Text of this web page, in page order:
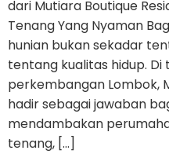
dari Mutiara Boutique
Tenang Yang Nyaman
hunian bukan sekadar
tentang kualitas hidup.
perkembangan Lombok,
hadir sebagai jawaban
mendambakan
tenang, […]